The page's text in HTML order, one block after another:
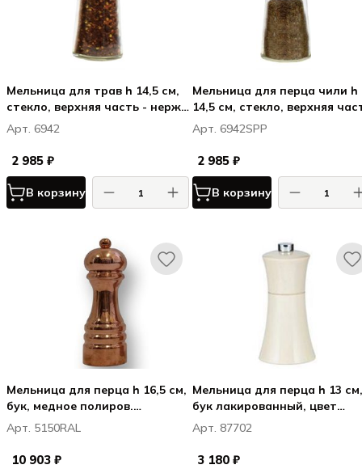
Мельница для трав h 14,5 см,
стекло, верхняя часть - нерж.
сталь, прозрачная, ЛА
СПЕЦИЯ / LA SPEZIA
Арт. 6942
2 985 ₽
В корзину
Мельница для перца чили h
14,5 см, стекло, верхняя
- нерж. сталь, прозрачная,
СПЕЦИЯ / LA SPEZIA
Арт. 6942SPP
2 985 ₽
В корзину
Мельница для перца h 16,5 см,
бук, медное полиров.
покрытие, РАИМ / RAME
Арт. 5150RAL
10 903 ₽
Мельница для перца h 13 см,
бук лакированный, цвет
белый, ВЕРОНА / VERONA
Арт. 87702
3 180 ₽